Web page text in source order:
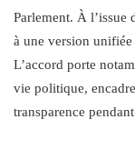
Parlement. À l’issue
à une version
L’accord porte
vie politique,
transparence